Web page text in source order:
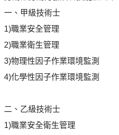
一、甲級技術士
1)職業安全管理
2)職業衛生管理
3)物理性因子作業環境監測
4)化學性因子作業環境監測
二、乙級技術士
1)職業安全衛生管理